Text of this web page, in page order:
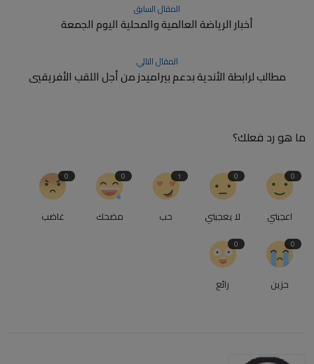
المقال السابق
أخبار الرياضة العالمية والمحلية اليوم الجمعة
المقال التالي
مطالب لرابطة الأندية بدعم بيراميدز من أجل اللقب الأفريقيي
ما هو رد فعلك؟
0
اعجبني
0
لا يعجبني
1
حب
0
مضحك
0
غاضب
0
حزين
0
رائع